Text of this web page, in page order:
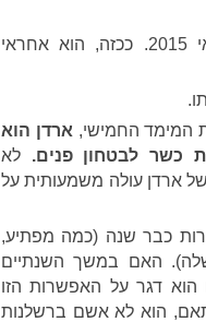
א. ארדן הוא השר לבטחון פנים מאז ה-25 במאי 2015. ככזה, הוא אחראי
המימד החמישי, ארדן הוא
כשר לבטחון פנים. לא
ארדן עולה משמעותית על
כבר שנה (כמה מפתיע,
האם במשך השנתיים
דגר על האפשרות הזו
הוא לא אשם ברשלנות